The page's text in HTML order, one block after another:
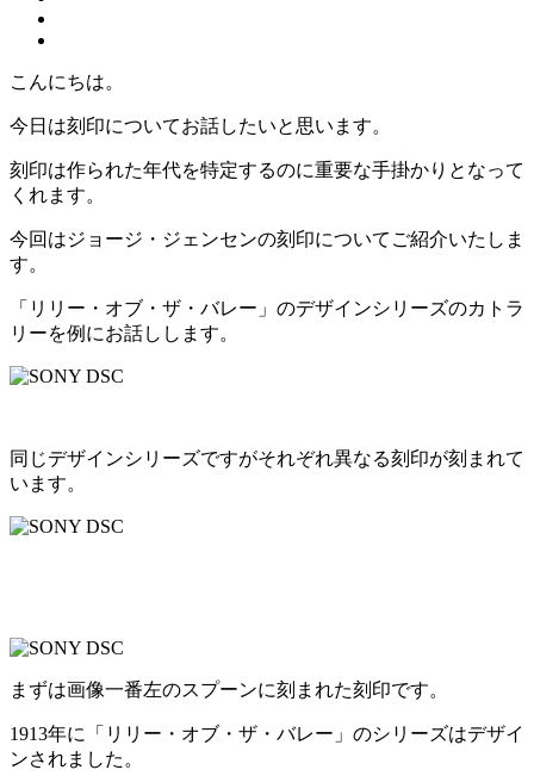
こんにちは。
今日は刻印についてお話したいと思います。
刻印は作られた年代を特定するのに重要な手掛かりとなって
くれます。
今回はジョージ・ジェンセンの刻印についてご紹介いたしま
す。
「リリー・オブ・ザ・バレー」のデザインシリーズのカトラ
リーを例にお話しします。
同じデザインシリーズですがそれぞれ異なる刻印が刻まれて
います。
まずは画像一番左のスプーンに刻まれた刻印です。
1913年に「リリー・オブ・ザ・バレー」のシリーズはデザイ
ンされました。